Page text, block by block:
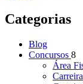
Categorias
Blog
Concursos 8
Área